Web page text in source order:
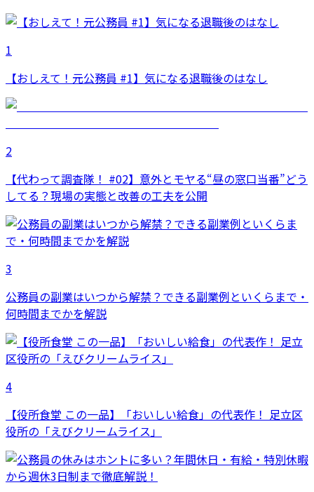
1
【おしえて！元公務員 #1】気になる退職後のはなし
2
【代わって調査隊！ #02】意外とモヤる“昼の窓口当番”どう
してる？現場の実態と改善の工夫を公開
3
公務員の副業はいつから解禁？できる副業例といくらまで・
何時間までかを解説
4
【役所食堂 この一品】「おいしい給食」の代表作！ 足立区
役所の「えびクリームライス」